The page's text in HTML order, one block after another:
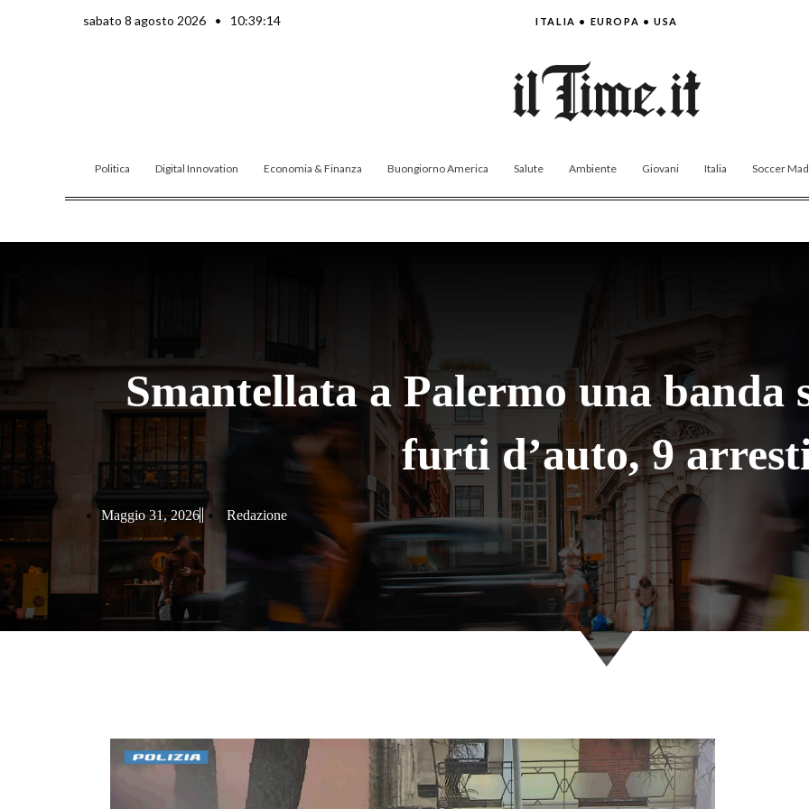
sabato 8 agosto 2026 • 10:39:15 ITALIA • EUROPA • USA
Politica Digital Innovation Economia & Finanza Buongiorno America Salute Ambiente Giovani Italia Soccer
Smantellata a Palermo una banda
furti d’auto, 9
Maggio 31, 2026 Redazione